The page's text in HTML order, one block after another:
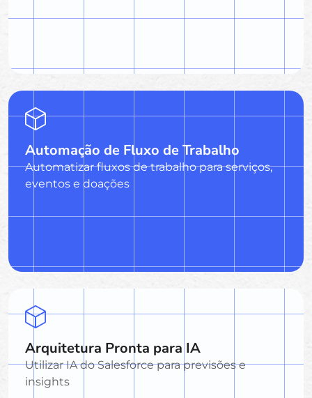
Automação de Fluxo de Trabalho
Automatizar fluxos de trabalho para serviços,
eventos e doações
Arquitetura Pronta para IA
Utilizar IA do Salesforce para previsões e
insights